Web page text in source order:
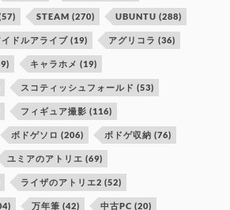
STEAM (270) UBUNTU (288)
イドルアライブ (19) アグリコラ (36)
キャラホメ (19)
スコティッシュフォールド (53)
フィギュア撮影 (116)
ボドゲソロ (206) ボドゲ収納 (76)
ユミアのアトリエ (69)
ライザのアトリエ2 (52)
万年筆 (42) 中古PC (20)